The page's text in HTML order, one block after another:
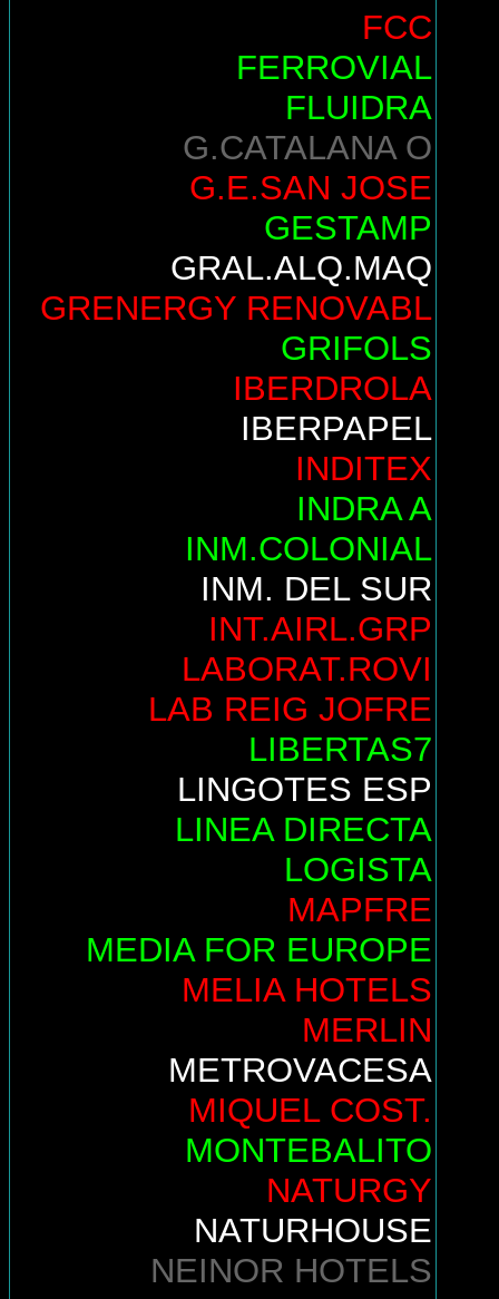
FCC
FERROVIAL
FLUIDRA
G.CATALANA O
G.E.SAN JOSE
GESTAMP
GRAL.ALQ.MAQ
GRENERGY RENOVABL
GRIFOLS
IBERDROLA
IBERPAPEL
INDITEX
INDRA A
INM.COLONIAL
INM. DEL SUR
INT.AIRL.GRP
LABORAT.ROVI
LAB REIG JOFRE
LIBERTAS7
LINGOTES ESP
LINEA DIRECTA
LOGISTA
MAPFRE
MEDIA FOR EUROPE
MELIA HOTELS
MERLIN
METROVACESA
MIQUEL COST.
MONTEBALITO
NATURGY
NATURHOUSE
NEINOR HOTELS